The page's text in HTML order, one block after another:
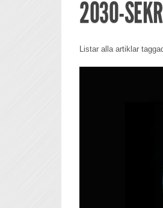
2030-
Listar alla artiklar